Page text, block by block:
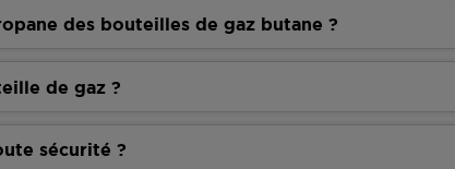
des bouteilles de gaz butane ?
de gaz ?
sécurité ?